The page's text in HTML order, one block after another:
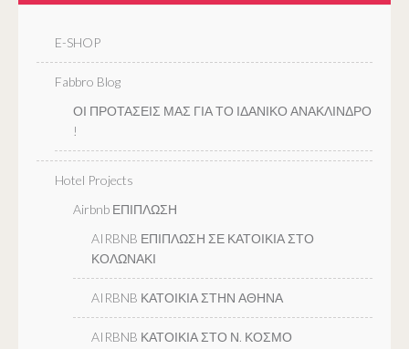
E-SHOP
Fabbro Blog
ΟΙ ΠΡΟΤΑΣΕΙΣ ΜΑΣ ΓΙΑ ΤΟ ΙΔΑΝΙΚΟ ΑΝΑΚΛΙΝΔΡΟ
!
Hotel Projects
Airbnb ΕΠΙΠΛΩΣΗ
AIRBNB ΕΠΙΠΛΩΣΗ ΣΕ ΚΑΤΟΙΚΙΑ ΣΤΟ
ΚΟΛΩΝΑΚΙ
AIRBNB ΚΑΤΟΙΚΙΑ ΣΤΗΝ ΑΘΗΝΑ
AIRBNB ΚΑΤΟΙΚΙΑ ΣΤΟ Ν. ΚΟΣΜΟ